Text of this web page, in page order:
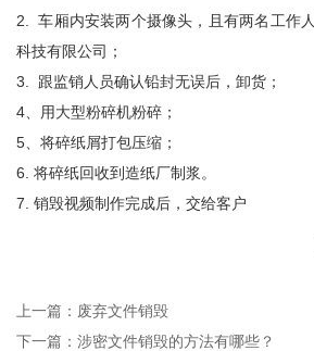
2. 车厢内安装两个摄像头，且有两名工作
科技有限公司；
3. 跟监销人员确认铅封无误后，卸货；
4、用大型粉碎机粉碎；
5、将碎纸屑打包压缩；
6. 将碎纸回收到造纸厂制浆。
7. 销毁视频制作完成后，交给客户
上一篇：废弃文件销毁
下一篇：涉密文件销毁的方法有哪些？